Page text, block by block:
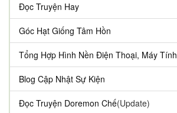
Đọc Truyện Hay
Góc Hạt Giống Tâm Hồn
Tổng Hợp Hình Nền Điện Thoại, Máy Tính
Blog Cập Nhật Sự Kiện
Đọc Truyện Doremon Chế(Update)